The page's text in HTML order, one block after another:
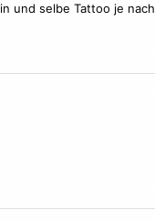
und selbe Tattoo je nach